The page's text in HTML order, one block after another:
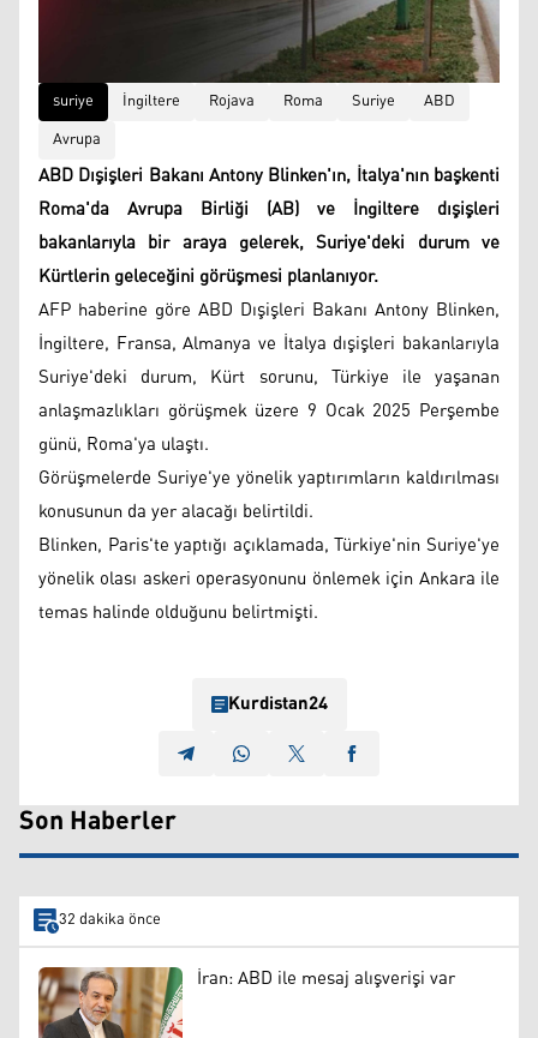
suriye İngiltere Rojava Roma Suriye
ABD
Avrupa
ABD Dışişleri Bakanı Antony Blinken'ın, İtalya'nın başkenti
Roma'da Avrupa Birliği (AB) ve İngiltere dışişleri
bakanlarıyla bir araya gelerek, Suriye'deki durum ve
Kürtlerin geleceğini görüşmesi planlanıyor.
AFP haberine göre ABD Dışişleri Bakanı Antony Blinken,
İngiltere, Fransa, Almanya ve İtalya dışişleri bakanlarıyla
Suriye'deki durum, Kürt sorunu, Türkiye ile yaşanan
anlaşmazlıkları görüşmek üzere 9 Ocak 2025 Perşembe
günü, Roma'ya ulaştı.
Görüşmelerde Suriye'ye yönelik yaptırımların kaldırılması
konusunun da yer alacağı belirtildi.
Blinken, Paris'te yaptığı açıklamada, Türkiye'nin Suriye'ye
yönelik olası askeri operasyonunu önlemek için Ankara ile
temas halinde olduğunu belirtmişti.
Kurdistan24
Son Haberler
32 dakika önce
İran: ABD ile mesaj alışverişi var